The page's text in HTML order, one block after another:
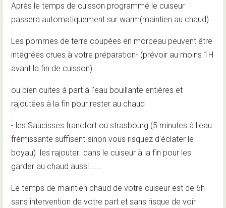
Après le temps de cuisson programmé le cuiseur
passera automatiquement sur warm(maintien au chaud)
Les pommes de terre coupées en morceau peuvent être
intégrées crues à votre préparation- (prévoir au moins 1H
avant la fin de cuisson)
ou bien cuites à part à l'eau bouillante entières et
rajoutées à la fin pour rester au chaud
- les Saucisses francfort ou strasbourg (5 minutes à l'eau
frémissante suffisent-sinon vous risquez d'éclater le
boyau) les rajouter dans le cuiseur à la fin pour les
garder au chaud aussi.......
Le temps de maintien chaud de votre cuiseur est de 6h
sans intervention de votre part et sans risque de voir